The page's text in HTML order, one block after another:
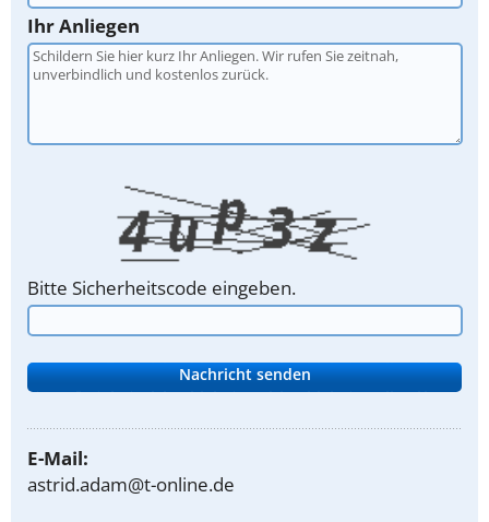
Ihr Anliegen
Bitte Sicherheitscode eingeben.
E-Mail:
astrid.adam@t-online.de